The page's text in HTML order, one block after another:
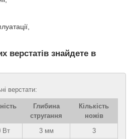
верстатів знайдете в
верстати:
Глибина
стругання
Кількість
ножів
Вт 3 мм
3